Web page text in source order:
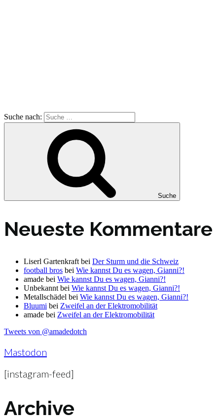
Suche nach:
Suche
Neueste Kommentare
Liserl Gartenkraft bei Der Sturm und die Schweiz
football bros bei Wie kannst Du es wagen, Gianni?!
amade bei Wie kannst Du es wagen, Gianni?!
Unbekannt bei Wie kannst Du es wagen, Gianni?!
Metallschädel bei Wie kannst Du es wagen, Gianni?!
Bluumi bei Zweifel an der Elektromobilität
amade bei Zweifel an der Elektromobilität
Tweets von @amadedotch
Mastodon
[instagram-feed]
Archive